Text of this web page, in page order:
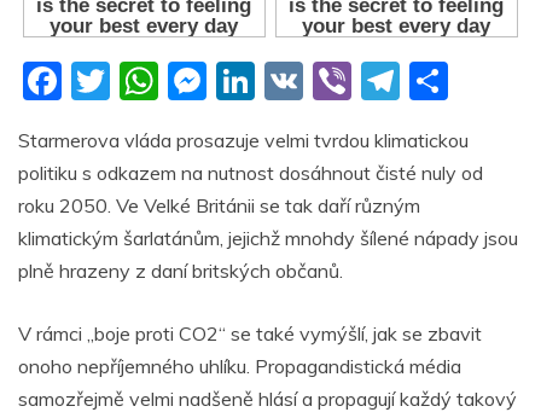
F
c
e
b
o
k
T
itt
er
W
at
s
A
p
M
ss
e
n
g
Li
k
e
dI
n
V
Vi
er
T
e
gr
a
ar
e
Starmerova vláda prosazuje velmi tvrdou klimatickou
politiku s odkazem na nutnost dosáhnout čisté nuly od
roku 2050. Ve Velké Británii se tak daří různým
klimatickým šarlatánům, jejichž mnohdy šílené nápady jsou
plně hrazeny z daní britských občanů.
V rámci „boje proti CO2“ se také vymýšlí, jak se zbavit
onoho nepříjemného uhlíku. Propagandistická média
samozřejmě velmi nadšeně hlásí a propagují každý takový